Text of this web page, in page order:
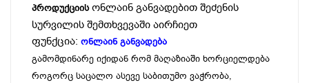
პროდუქციის ონლაინ განვადებით შეძენის
სურვილის შემთხვევაში აირჩიეთ
ფუნქცია: ონლაინ განვადება
გამომდინარე იქიდან რომ მაღაზიაში ხორციელდება
როგორც საცალო ასევე საბითუმო ვაჭრობა,